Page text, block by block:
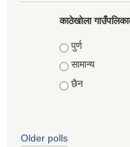
काठेखोला
Choices
पुर्ण
सामान्य
छैन
Older polls